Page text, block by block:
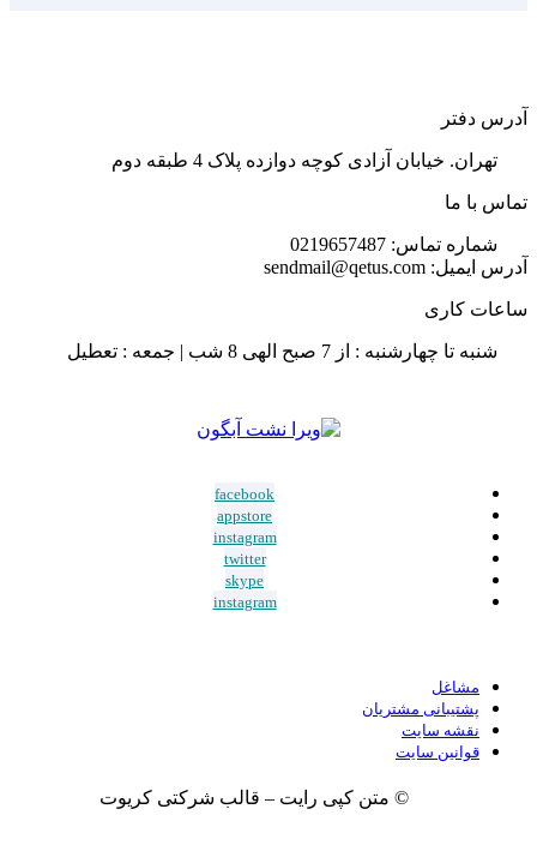
آدرس دفتر
تهران. خیابان آزادی کوچه دوازده پلاک 4 طبقه دوم
تماس با ما
شماره تماس: 0219657487
آدرس ایمیل: sendmail@qetus.com
ساعات کاری
شنبه تا چهارشنبه : از 7 صبح الهی 8 شب | جمعه : تعطیل
facebook
appstore
instagram
twitter
skype
instagram
مشاغل
پشتیبانی مشتریان
نقشه سایت
قوانین سایت
© متن کپی رایت – قالب شرکتی کریوت